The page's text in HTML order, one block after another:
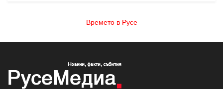
Времето в Русе